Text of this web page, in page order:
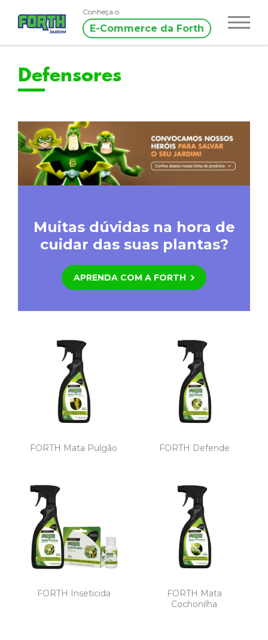
Conheça o
E-Commerce da Forth
Defensores
Muitas dúvidas na hora de
cuidar das suas plantas?
APRENDA COM A FORTH
FORTH Mata Pulgão FORTH Defende
FORTH Inseticida
FORTH Mata
Cochonilha